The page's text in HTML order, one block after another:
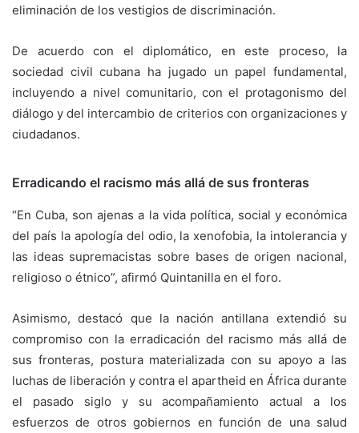
eliminación de los vestigios de discriminación.
De acuerdo con el diplomático, en este proceso, la
sociedad civil cubana ha jugado un papel fundamental,
incluyendo a nivel comunitario, con el protagonismo del
diálogo y del intercambio de criterios con organizaciones y
ciudadanos.
Erradicando el racismo más allá de sus fronteras
“En Cuba, son ajenas a la vida política, social y económica
del país la apología del odio, la xenofobia, la intolerancia y
las ideas supremacistas sobre bases de origen nacional,
religioso o étnico”, afirmó Quintanilla en el foro.
Asimismo, destacó que la nación antillana extendió su
compromiso con la erradicación del racismo más allá de
sus fronteras, postura materializada con su apoyo a las
luchas de liberación y contra el apartheid en África durante
el pasado siglo y su acompañamiento actual a los
esfuerzos de otros gobiernos en función de una salud